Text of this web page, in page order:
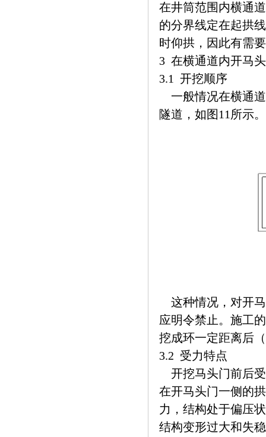
在井筒范围内横通
的分界线定在起拱
时仰拱，因此有需
3 在横通道内开马
3.1 开挖顺序
一般情况在横通
隧道，如图11所示。
这种情况，对开
应明令禁止。施工
挖成环一定距离后
3.2 受力特点
开挖马头门前后
在开马头门一侧的
力，结构处于偏压
结构变形过大和失